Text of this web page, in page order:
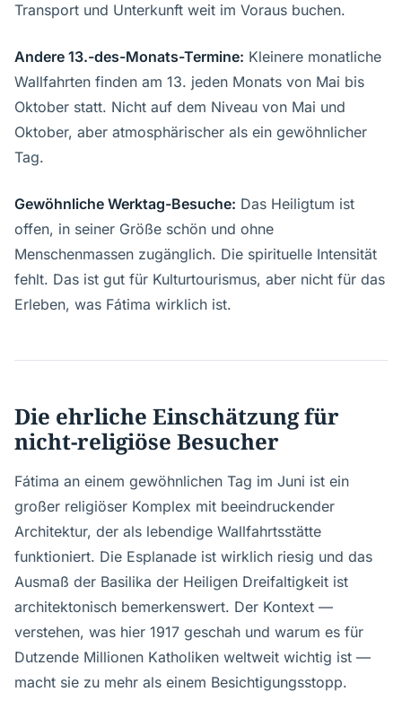
Transport und Unterkunft weit im Voraus buchen.
Andere 13.-des-Monats-Termine: Kleinere monatliche
Wallfahrten finden am 13. jeden Monats von Mai bis
Oktober statt. Nicht auf dem Niveau von Mai und
Oktober, aber atmosphärischer als ein gewöhnlicher
Tag.
Gewöhnliche Werktag-Besuche: Das Heiligtum ist
offen, in seiner Größe schön und ohne
Menschenmassen zugänglich. Die spirituelle Intensität
fehlt. Das ist gut für Kulturtourismus, aber nicht für das
Erleben, was Fátima wirklich ist.
Die ehrliche Einschätzung für
nicht-religiöse Besucher
Fátima an einem gewöhnlichen Tag im Juni ist ein
großer religiöser Komplex mit beeindruckender
Architektur, der als lebendige Wallfahrtsstätte
funktioniert. Die Esplanade ist wirklich riesig und das
Ausmaß der Basilika der Heiligen Dreifaltigkeit ist
architektonisch bemerkenswert. Der Kontext —
verstehen, was hier 1917 geschah und warum es für
Dutzende Millionen Katholiken weltweit wichtig ist —
macht sie zu mehr als einem Besichtigungsstopp.